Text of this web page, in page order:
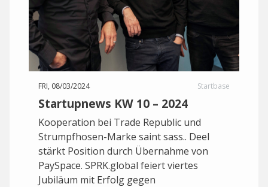
FRI, 08/03/2024 Startbase
Startupnews KW 10 – 2024
Kooperation bei Trade Republic und
Strumpfhosen-Marke saint sass.. Deel
stärkt Position durch Übernahme von
PaySpace. SPRK.global feiert viertes
Jubiläum mit Erfolg gegen